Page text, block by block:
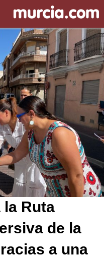
la Ruta
de la
a una